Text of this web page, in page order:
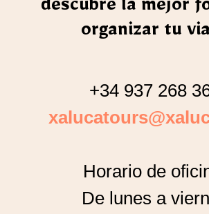
descubre la mejor
organizar tu
+34 937 268
Horario de
De lunes a